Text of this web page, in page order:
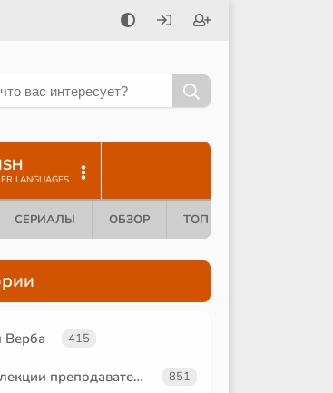
LANGUAGES
СЕРИАЛЫ ОБЗОР ТОП 10
Верба 415
Новые лекции преподавателей 851